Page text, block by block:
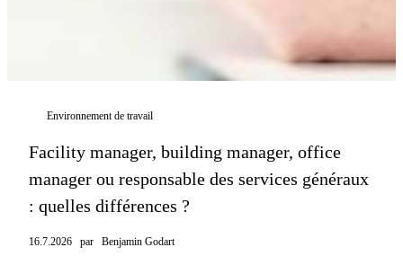
Environnement de travail
Facility manager, building manager, office
manager ou responsable des services généraux
: quelles différences ?
16.7.2026 par Benjamin Godart